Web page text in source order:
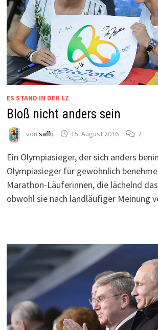
ES STAND IN DER LZ
Bloß nicht anders sein
von saffti 15. August 2016 2
Ein Olympiasieger, der sich anders
Olympiasieger für gewöhnlich
Marathon-Läuferinnen, die lächelnd
obwohl sie nach landläufiger Meinung